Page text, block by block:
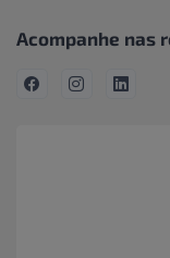
Acompanhe nas